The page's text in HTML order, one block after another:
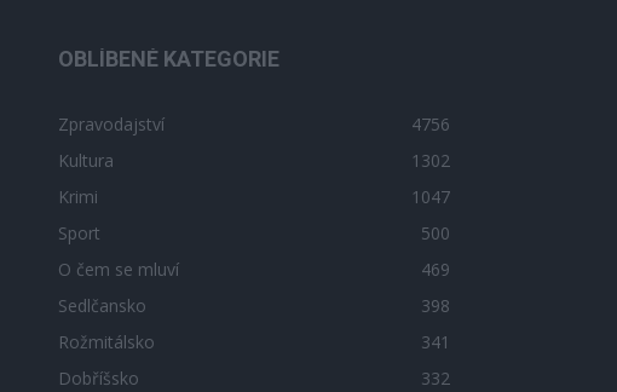
OBLÍBENÉ KATEGORIE
Zpravodajství
4756
Kultura
1302
Krimi
1047
Sport
500
O čem se mluví
469
Sedlčansko
398
Rožmitálsko
341
Dobříšsko
332